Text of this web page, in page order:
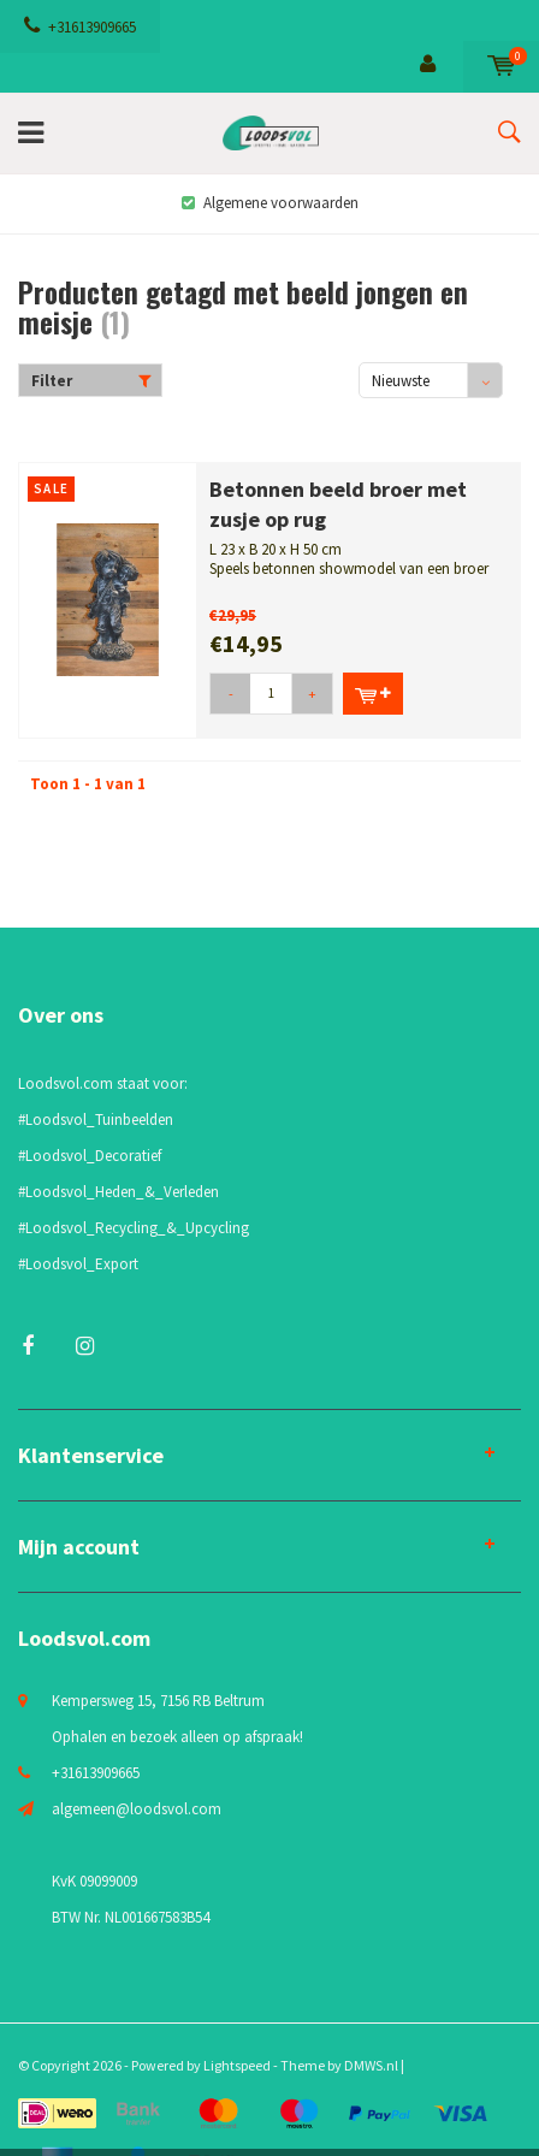
+31613909665
0
Algemene voorwaarden
Producten getagd met beeld jongen en
meisje (1)
Filter
Nieuwste
SALE
Betonnen beeld broer met
zusje op rug
L 23 x B 20 x H 50 cm
Speels betonnen showmodel van een broer
€29,95
€14,95
- +
Toon 1 - 1 van 1
Over ons
Loodsvol.com staat voor:
#Loodsvol_Tuinbeelden
#Loodsvol_Decoratief
#Loodsvol_Heden_&_Verleden
#Loodsvol_Recycling_&_Upcycling
#Loodsvol_Export
Klantenservice
Mijn account
Loodsvol.com
Kempersweg 15, 7156 RB Beltrum
Ophalen en bezoek alleen op afspraak!
+31613909665
algemeen@loodsvol.com
KvK 09099009
BTW Nr. NL001667583B54
© Copyright 2026 - Powered by Lightspeed - Theme by DMWS.nl |